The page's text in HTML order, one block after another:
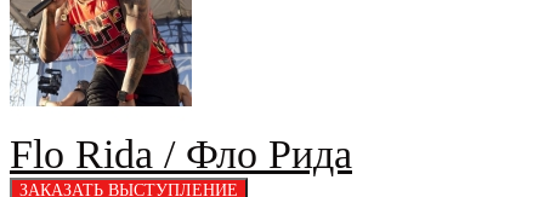
Flo Rida / Фло Pида